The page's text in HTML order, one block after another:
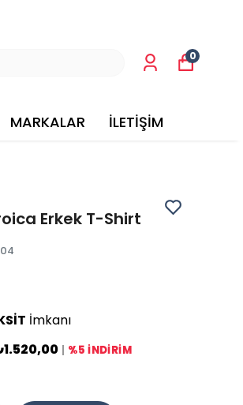
MARKALAR İLETİŞİM
0
Erkek T-Shirt
İmkanı
| %5 İNDİRİM